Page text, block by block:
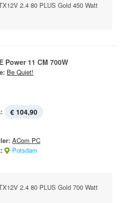
2.4 80 PLUS Gold 450 Watt
Power 11 CM 700W
Be Quiet!
€ 104,90
ACom PC
Potsdam
2.4 80 PLUS Gold 700 Watt